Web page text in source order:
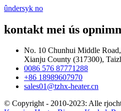
ûndersyk no
kontakt mei ús
No. 10 Chunhui Middle
Xianju County (317300),
0086 576 87771288
+86 18989607970
sales01@tzhx-heater.cn
© Copyright - 2010-2023: Alle